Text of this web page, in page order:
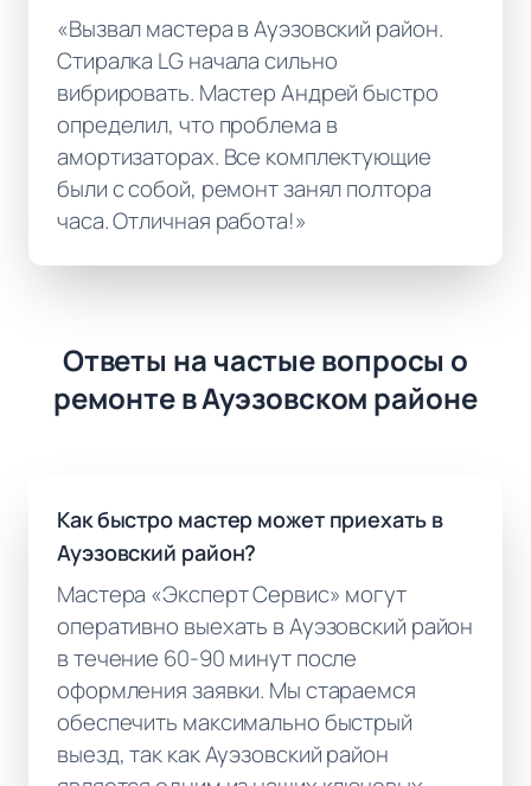
«Вызвал мастера в Ауэзовский район.
Стиралка LG начала сильно
вибрировать. Мастер Андрей быстро
определил, что проблема в
амортизаторах. Все комплектующие
были с собой, ремонт занял полтора
часа. Отличная работа!»
Ответы на частые вопросы о
ремонте в Ауэзовском районе
Как быстро мастер может приехать в
Ауэзовский район?
Мастера «Эксперт Сервис» могут
оперативно выехать в Ауэзовский район
в течение 60-90 минут после
оформления заявки. Мы стараемся
обеспечить максимально быстрый
выезд, так как Ауэзовский район